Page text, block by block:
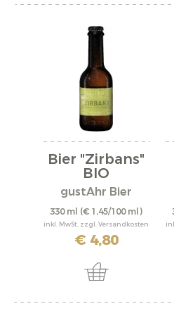
Bier "Zirbans"
BIO
gustAhr Bier
330 ml (€ 1,45/100 ml)
inkl. MwSt. zzgl. Versandkosten
€ 4,80